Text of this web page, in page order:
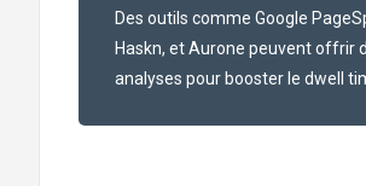
Des outils comme Google
Haskn, et Aurone peuvent offrir
analyses pour booster le dwell